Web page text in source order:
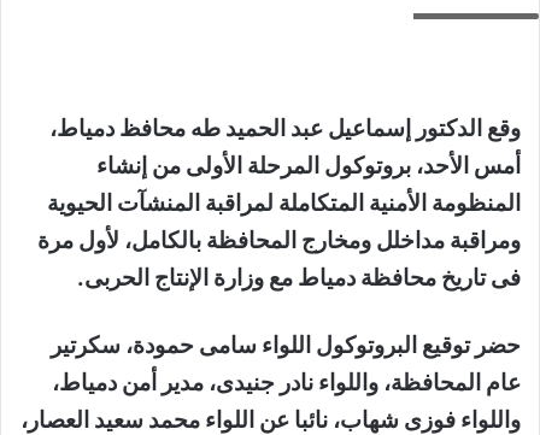
وقع الدكتور إسماعيل عبد الحميد طه محافظ دمياط،
أمس الأحد، بروتوكول المرحلة الأولى من إنشاء
المنظومة الأمنية المتكاملة لمراقبة المنشآت الحيوية
ومراقبة مداخلل ومخارج المحافظة بالكامل، لأول مرة
فى تاريخ محافظة دمياط مع وزارة الإنتاج الحربى.
حضر توقيع البروتوكول اللواء سامى حمودة، سكرتير
عام المحافظة، واللواء نادر جنيدى، مدير أمن دمياط،
واللواء فوزى شهاب، نائبا عن اللواء محمد سعيد العصار،